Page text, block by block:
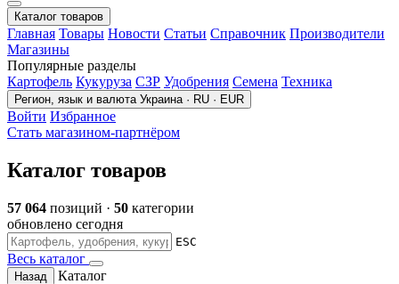
Каталог товаров
Главная Товары Новости Статьи Справочник Производители
Магазины
Популярные разделы
Картофель Кукуруза СЗР Удобрения Семена Техника
Регион, язык и валюта Украина · RU · EUR
Войти Избранное
Стать магазином-партнёром
Каталог товаров
57 064 позиций · 50 категории
обновлено сегодня
ESC
Весь каталог
Назад
Каталог